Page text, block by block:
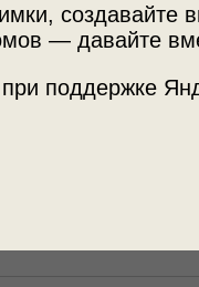
создавайте
— давайте
поддержке